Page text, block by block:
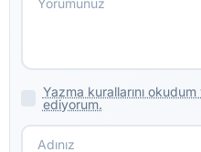
Yazma kurallarını
ediyorum.